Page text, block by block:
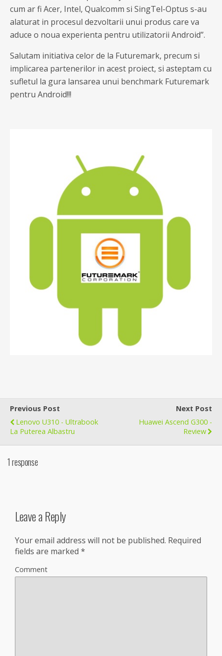
cum ar fi Acer, Intel, Qualcomm si SingTel-Optus s-au
alaturat in procesul dezvoltarii unui produs care va
aduce o noua experienta pentru utilizatorii Android”.
Salutam initiativa celor de la Futuremark, precum si
implicarea partenerilor in acest proiect, si asteptam cu
sufletul la gura lansarea unui benchmark Futuremark
pentru Android!!!
Previous Post
Lenovo U310 - Ultrabook
La Puterea Albastru
Next Post
Huawei Ascend G300 -
Review
1 response
Leave a Reply
Your email address will not be published. Required
fields are marked *
Comment